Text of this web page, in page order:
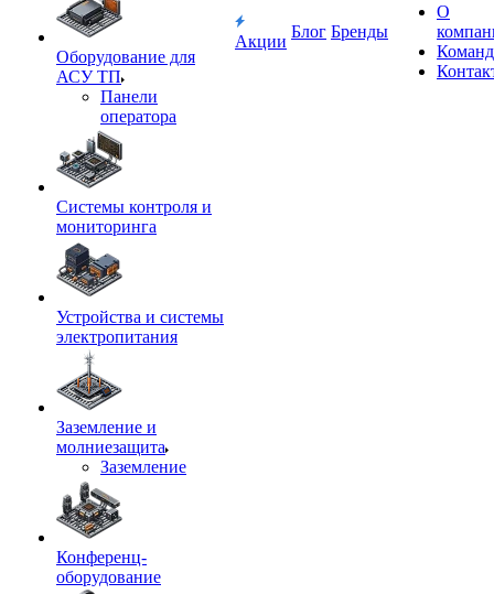
Оборудование для
АСУ ТП
Панели
оператора
Системы контроля и
мониторинга
Устройства и системы
электропитания
Заземление и
молниезащита
Заземление
Конференц-
оборудование
Акции
Блог Бренды
О